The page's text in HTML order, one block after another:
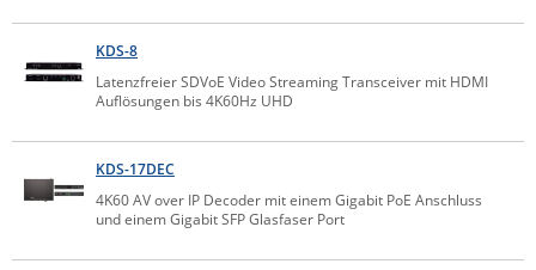
Wi-Fi - WLAN - Wireless
IT Netzwerktechnik / Kommunikation
Serverräume
RMA / Rücksendung / Support
Elsys
Fokus Technologies
Gefen
KDS-8
Latenzfreier SDVoE Video Streaming Transceiver mit HDMI
Auflösungen bis 4K60Hz UHD
KDS-17DEC
4K60 AV over IP Decoder mit einem Gigabit PoE Anschluss
und einem Gigabit SFP Glasfaser Port